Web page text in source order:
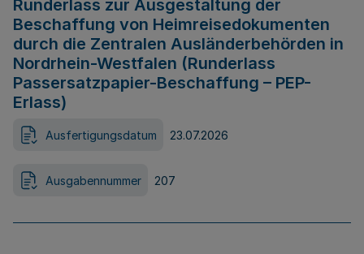
Runderlass zur Ausgestaltung der
Beschaffung von Heimreisedokumenten
durch die Zentralen Ausländerbehörden in
Nordrhein-Westfalen (Runderlass
Passersatzpapier-Beschaffung – PEP-
Erlass)
Ausfertigungsdatum 23.07.2026
Ausgabennummer 207